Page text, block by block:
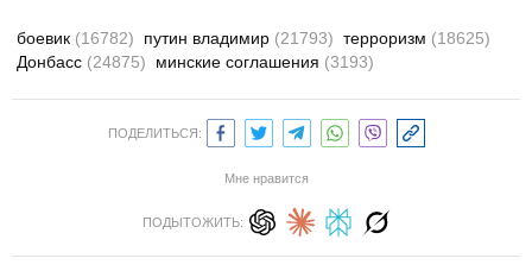
боевик (16782) путин владимир (21793) терроризм (18625)
Донбасс (24875) минские соглашения (3193)
ПОДЕЛИТЬСЯ:
Мне нравится
ПОДЫТОЖИТЬ: